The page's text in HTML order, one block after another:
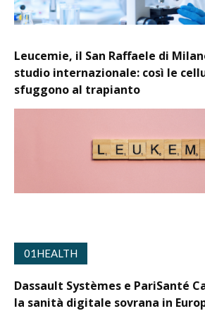
Leucemie, il San Raffaele di
studio internazionale: così le
sfuggono al trapianto
01HEALTH
Dassault Systèmes e PariSanté
la sanità digitale sovrana in